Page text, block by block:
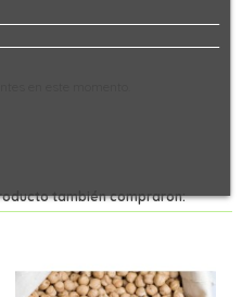
en este momento.
también compraron: